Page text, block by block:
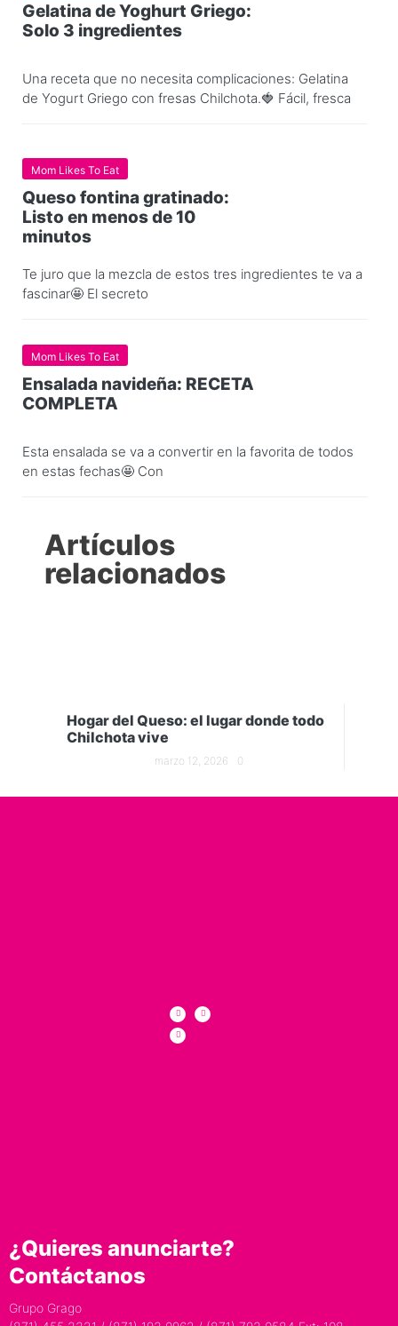
Gelatina de Yoghurt Griego:
Solo 3 ingredientes
Una receta que no necesita complicaciones: Gelatina
de Yogurt Griego con fresas Chilchota.🍓 Fácil, fresca
Mom Likes To Eat
Queso fontina gratinado:
Listo en menos de 10
minutos
Te juro que la mezcla de estos tres ingredientes te va a
fascinar🤩 El secreto
Mom Likes To Eat
Ensalada navideña: RECETA
COMPLETA
Esta ensalada se va a convertir en la favorita de todos
en estas fechas🤩 Con
Artículos
relacionados
Hogar del Queso: el lugar donde todo
Chilchota vive
marzo 12, 2026 0
¿Quieres anunciarte?
Contáctanos
Grupo Grago